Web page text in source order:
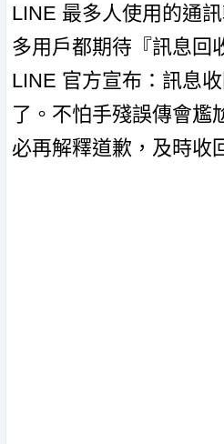
LINE 最多人使用的通
多用戶都期待『訊息回
LINE 官方宣布：訊息
了。不怕手殘誤傳會尷
必再解釋道歉，及時收